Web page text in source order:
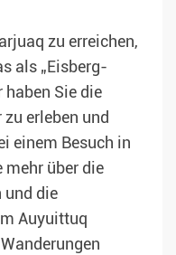
zu erreichen,
als „Eisberg-
haben Sie die
erleben und
einem Besuch in
mehr über die
und die
Auyuittuq